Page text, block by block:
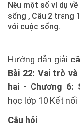
Nêu một số ví dụ
sống , Câu 2 trang
với cuộc sống.
Hướng dẫn giải
Bài 22: Vai trò
hai - Chương 6:
học lớp 10 Kết
Câu hỏi